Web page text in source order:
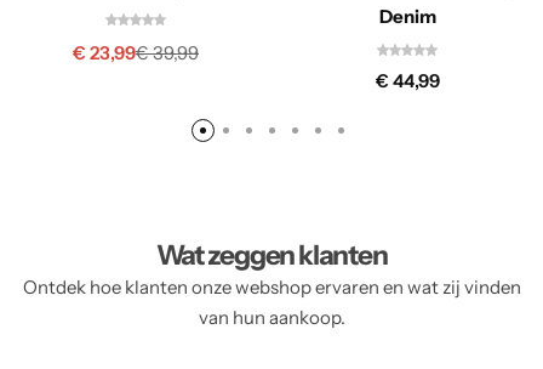
€39,99
€ 23,99
Denim
€ 44,99
Wat zeggen klanten
Ontdek hoe klanten onze webshop ervaren en wat zij vinden
van hun aankoop.